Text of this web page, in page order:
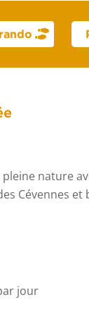
nature
Cévennes
jour